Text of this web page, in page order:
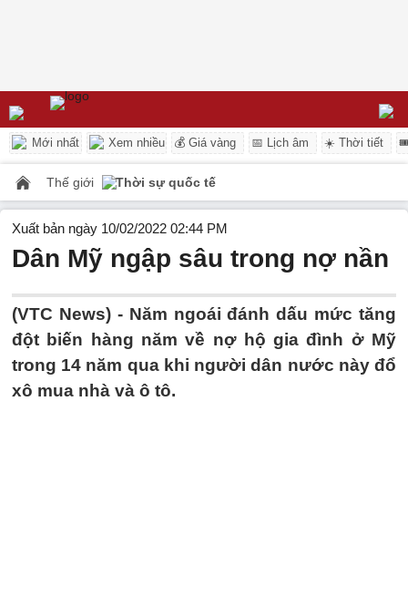
Mới nhất Xem nhiều 💰 Giá vàng 📅 Lịch âm ☀️ Thời tiết
Thế giới Thời sự quốc tế
Xuất bản ngày 10/02/2022 02:44 PM
Dân Mỹ ngập sâu trong nợ nần
(VTC News) - Năm ngoái đánh dấu mức tăng
đột biến hàng năm về nợ hộ gia đình ở Mỹ
trong 14 năm qua khi người dân nước này đổ
xô mua nhà và ô tô.